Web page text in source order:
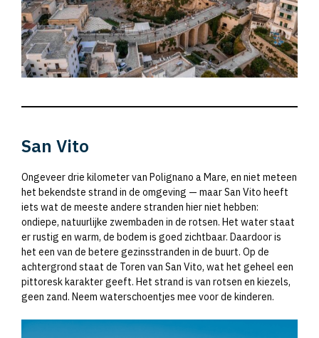
San Vito
Ongeveer drie kilometer van Polignano a Mare, en niet meteen
het bekendste strand in de omgeving — maar San Vito heeft
iets wat de meeste andere stranden hier niet hebben:
ondiepe, natuurlijke zwembaden in de rotsen. Het water staat
er rustig en warm, de bodem is goed zichtbaar. Daardoor is
het een van de betere gezinsstranden in de buurt. Op de
achtergrond staat de Toren van San Vito, wat het geheel een
pittoresk karakter geeft. Het strand is van rotsen en kiezels,
geen zand. Neem waterschoentjes mee voor de kinderen.